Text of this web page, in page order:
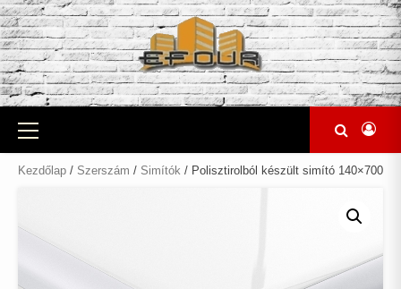
Skip
to
content
Primary
Menu
Kezdőlap / Szerszám / Simítók / Polisztirolból készült simító 140×700